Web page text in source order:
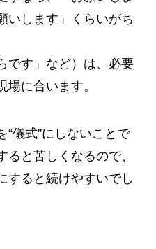
いします」くらいがち
です」など）は、必要
場に合います。
“儀式”にしないことで
と苦しくなるので、
すると続けやすいでし